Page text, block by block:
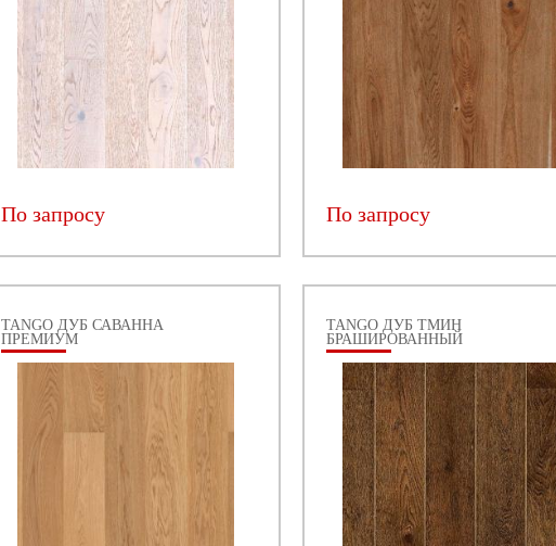
По запросу По запросу
TANGO ДУБ САВАННА
ПРЕМИУМ
TANGO ДУБ ТМИН
БРАШИРОВАННЫЙ